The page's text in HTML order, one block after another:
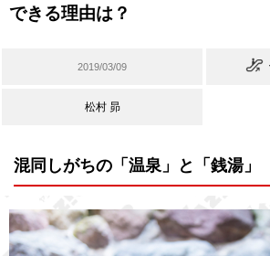
できる理由は？
2019/03/09
松村 昴
混同しがちの「温泉」と「銭湯」